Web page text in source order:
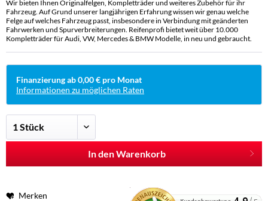
Wir bieten Ihnen Originalfelgen, Kompletträder und weiteres Zubehör für ihr
Fahrzeug. Auf Grund unserer langjährigen Erfahrung wissen wir genau welche
Felge auf welches Fahrzeug passt, insbesondere in Verbindung mit geänderten
Fahrwerken und Spurverbreiterungen. Reifenprofi bietet weit über 10.000
Kompletträder für Audi, VW, Mercedes & BMW Modelle, in neu und gebraucht.
Finanzierung ab 0,00 € pro Monat
Informationen zu möglichen Raten
In den Warenkorb
Merken